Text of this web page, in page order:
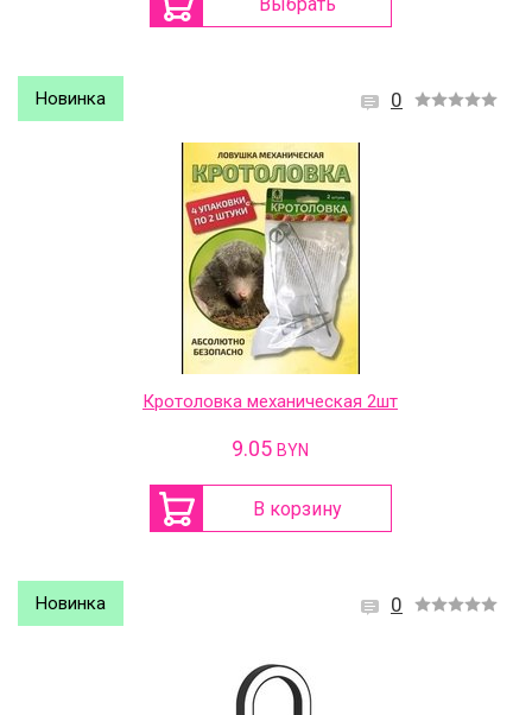
0
Новинка
Кротоловка механическая 2шт
9.05 BYN
В корзину
0
Новинка